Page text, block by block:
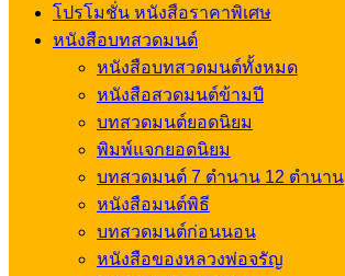
โปรโมชั่น หนังสือราคาพิเศษ
หนังสือบทสวดมนต์
หนังสือบทสวดมนต์ทั้งหมด
หนังสือสวดมนต์ข้ามปี
บทสวดมนต์ยอดนิยม
พิมพ์แจกยอดนิยม
บทสวดมนต์ 7 ตำนาน 12 ตำนาน
หนังสือมนต์พิธี
บทสวดมนต์ก่อนนอน
หนังสือของหลวงพ่อจรัญ